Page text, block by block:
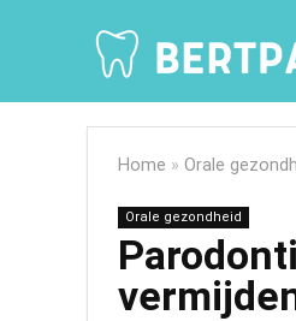
Home » Orale
Orale gezondheid